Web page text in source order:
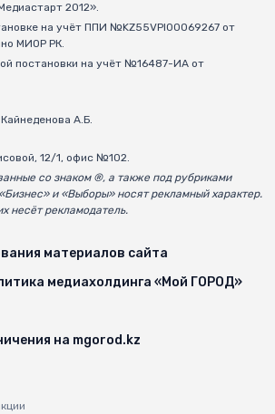
2012».
на учёт ППИ №KZ55VPI00069267 от
МИОР РК.
постановки на учёт №16487-ИА от
Кайнеденова А.Б.
12/1, офис №102.
со знаком ®, а также под рубриками
и «Выборы» носят рекламный характер.
несёт рекламодатель.
материалов сайта
медиахолдинга «Мой ГОРОД»
на mgorod.kz